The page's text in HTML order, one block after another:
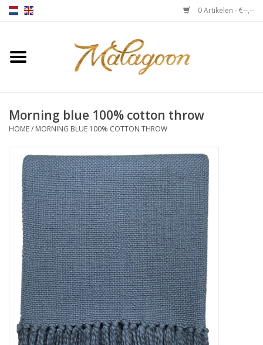
0 Artikelen - €--,--
Home
Plaids
Bedlinnen
Kussens
Stoelen
Notebooks & accessoires
Vloerkussens
Vloerkleden
Morning blue 100% cotton throw
HOME/ MORNING BLUE 100% COTTON THROW